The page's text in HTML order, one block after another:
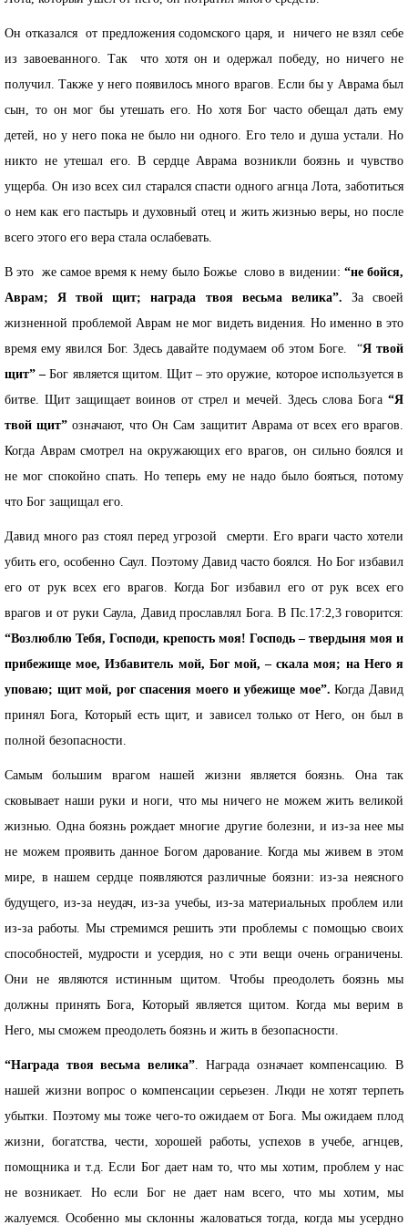
Он отказался от предложения содомского царя, и ничего не взял себе
из завоеванного. Так что хотя он и одержал победу, но ничего не
получил. Также у него появилось много врагов. Если бы у Аврама был
сын, то он мог бы утешать его. Но хотя Бог часто обещал дать ему
детей, но у него пока не было ни одного. Его тело и душа устали. Но
никто не утешал его. В сердце Аврама возникли боязнь и чувство
ущерба. Он изо всех сил старался спасти одного агнца Лота, заботиться
о нем как его пастырь и духовный отец и жить жизнью веры, но после
всего этого его вера стала ослабевать.
В это же самое время к нему было Божье слово в видении: “не бойся,
Аврам; Я твой щит; награда твоя весьма велика”. За своей
жизненной проблемой Аврам не мог видеть видения. Но именно в это
время ему явился Бог. Здесь давайте подумаем об этом Боге. “Я твой
щит” – Бог является щитом. Щит – это оружие, которое используется в
битве. Щит защищает воинов от стрел и мечей. Здесь слова Бога “Я
твой щит” означают, что Он Сам защитит Аврама от всех его врагов.
Когда Аврам смотрел на окружающих его врагов, он сильно боялся и
не мог спокойно спать. Но теперь ему не надо было бояться, потому
что Бог защищал его.
Давид много раз стоял перед угрозой смерти. Его враги часто хотели
убить его, особенно Саул. Поэтому Давид часто боялся. Но Бог избавил
его от рук всех его врагов. Когда Бог избавил его от рук всех его
врагов и от руки Саула, Давид прославлял Бога. В Пс.17:2,3 говорится:
“Возлюблю Тебя, Господи, крепость моя! Господь – твердыня моя и
прибежище мое, Избавитель мой, Бог мой, – скала моя; на Него я
уповаю; щит мой, рог спасения моего и убежище мое”. Когда Давид
принял Бога, Который есть щит, и зависел только от Него, он был в
полной безопасности.
Самым большим врагом нашей жизни является боязнь. Она так
сковывает наши руки и ноги, что мы ничего не можем жить великой
жизнью. Одна боязнь рождает многие другие болезни, и из-за нее мы
не можем проявить данное Богом дарование. Когда мы живем в этом
мире, в нашем сердце появляются различные боязни: из-за неясного
будущего, из-за неудач, из-за учебы, из-за материальных проблем или
из-за работы. Мы стремимся решить эти проблемы с помощью своих
способностей, мудрости и усердия, но с эти вещи очень ограничены.
Они не являются истинным щитом. Чтобы преодолеть боязнь мы
должны принять Бога, Который является щитом. Когда мы верим в
Него, мы сможем преодолеть боязнь и жить в безопасности.
“Награда твоя весьма велика” . Награда означает компенсацию. В
нашей жизни вопрос о компенсации серьезен. Люди не хотят терпеть
убытки. Поэтому мы тоже чего-то ожидаем от Бога. Мы ожидаем плод
жизни, богатства, чести, хорошей работы, успехов в учебе, агнцев,
помощника и т.д. Если Бог дает нам то, что мы хотим, проблем у нас
не возникает. Но если Бог не дает нам всего, что мы хотим, мы
жалуемся. Особенно мы склонны жаловаться тогда, когда мы усердно